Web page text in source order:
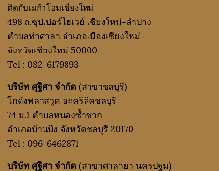
ติดกับเมก้าโฮมเชียงใหม่
498 ถ.ซุปเปอร์ไฮเวย์ เชียงใหม่-ลำปาง
ตำบลท่าศาลา อำเภอเมืองเชียงใหม่
จังหวัดเชียงใหม่ 50000
Tel : 082-6179893
บริษัท ศุฐิศา จำกัด (สาขาชลบุรี)
โกดังพลาสวูด อะคริลิคชลบุรี
74 ม.1 ตำบลหนองซ้ำซาก
อำเภอบ้านบึง จังหวัดชลบุรี 20170
Tel : 096-6462871
บริษัท ศุฐิศา จำกัด (สาขาศาลายา นครปฐม)